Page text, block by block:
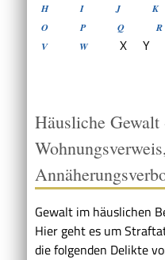
H
I J K
O
P Q R
V
W X Y
Häusliche Gewalt
Gewalt im häuslichen
Hier geht es um
die folgenden Delikte